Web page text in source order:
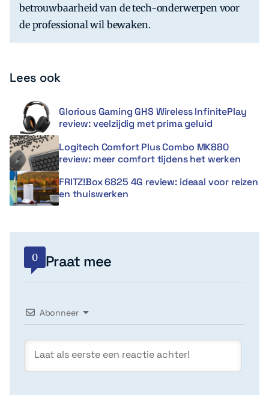
betrouwbaarheid van de tech-onderwerpen voor
de professional wil bewaken.
Lees ook
Glorious Gaming GHS Wireless InfinitePlay
review: veelzijdig met prima geluid
Logitech Comfort Plus Combo MK880
review: meer comfort tijdens het werken
FRITZ!Box 6825 4G review: ideaal voor reizen
en thuiswerken
0 Praat mee
Abonneer